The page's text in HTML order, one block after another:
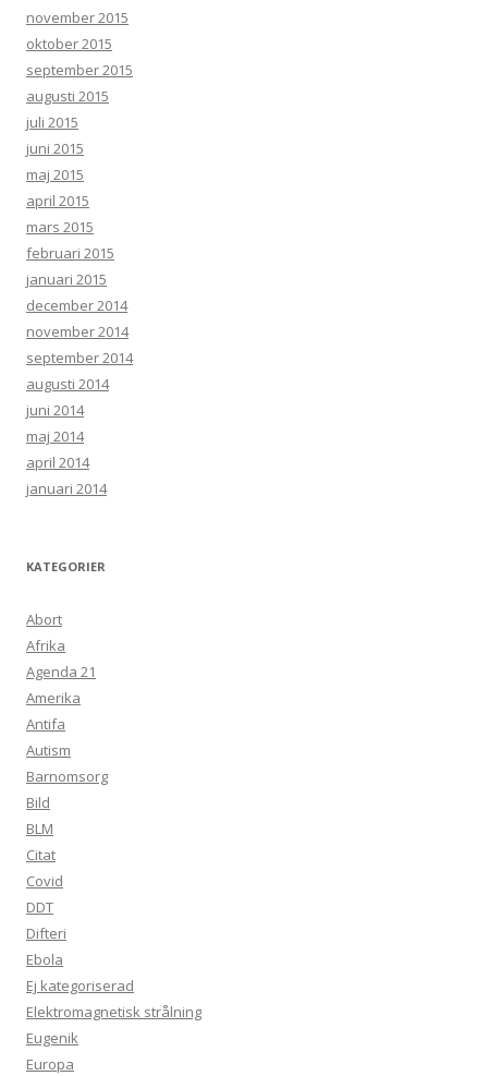
november 2015
oktober 2015
september 2015
augusti 2015
juli 2015
juni 2015
maj 2015
april 2015
mars 2015
februari 2015
januari 2015
december 2014
november 2014
september 2014
augusti 2014
juni 2014
maj 2014
april 2014
januari 2014
KATEGORIER
Abort
Afrika
Agenda 21
Amerika
Antifa
Autism
Barnomsorg
Bild
BLM
Citat
Covid
DDT
Difteri
Ebola
Ej kategoriserad
Elektromagnetisk strålning
Eugenik
Europa